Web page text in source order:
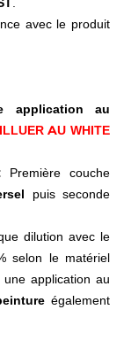
avec le produit
application au
AU WHITE
Première couche
puis seconde
dilution avec le
selon le matériel
application au
également